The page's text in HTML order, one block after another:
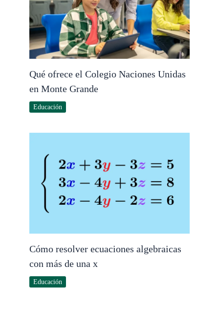
Qué ofrece el Colegio Naciones Unidas
en Monte Grande
Educación
Cómo resolver ecuaciones algebraicas
con más de una x
Educación